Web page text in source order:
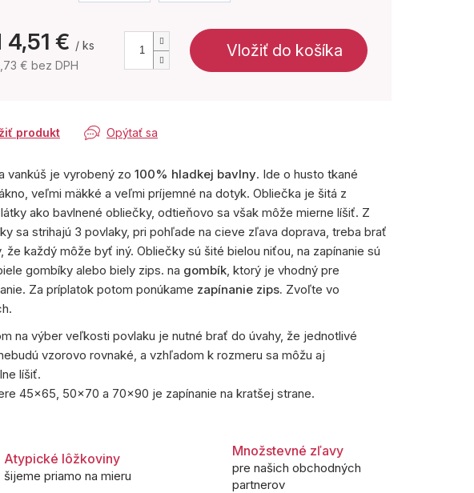
4,51 € / ks
€ bez DPH
Vložiť do košíka
Opýtať sa
produkt
vankúš je vyrobený zo 100% hladkej bavlny. Ide o husto tkané
veľmi mäkké a veľmi príjemné na dotyk. Obliečka je šitá z
ako bavlnené obliečky, odtieňovo sa však môže mierne líšiť. Z
sa strihajú 3 povlaky, pri pohľade na cieve zľava doprava, treba brať
že každý môže byť iný. Obliečky sú šité bielou niťou, na zapínanie sú
gombíky alebo biely zips. na gombík, ktorý je vhodný pre
Za príplatok potom ponúkame zapínanie zips. Zvoľte vo
na výber veľkosti povlaku je nutné brať do úvahy, že jednotlivé
vzorovo rovnaké, a vzhľadom k rozmeru sa môžu aj
líšiť.
45x65, 50x70 a 70x90 je zapínanie na kratšej strane.
Atypické lôžkoviny
šijeme priamo na mieru
Množstevné zľavy
pre našich obchodných
partnerov